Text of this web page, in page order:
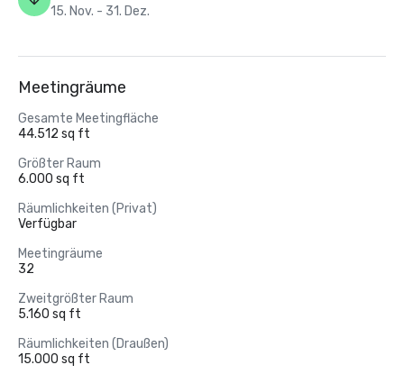
15. Nov. - 31. Dez.
Meetingräume
Gesamte Meetingfläche
44.512 sq ft
Größter Raum
6.000 sq ft
Räumlichkeiten (Privat)
Verfügbar
Meetingräume
32
Zweitgrößter Raum
5.160 sq ft
Räumlichkeiten (Draußen)
15.000 sq ft